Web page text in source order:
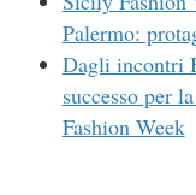
Palermo:
Dagli incontri
successo per
Fashion Week